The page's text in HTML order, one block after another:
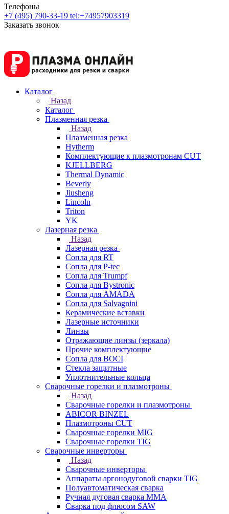
Телефоны
+7 (495) 790-33-19 tel:+74957903319
Заказать звонок
Каталог
Назад
Каталог
Плазменная резка
Назад
Плазменная резка
Hytherm
Комплектующие к плазмотронам CUT
KJELLBERG
Thermal Dynamic
Beverly
Jiusheng
Lincoln
Triton
YK
Лазерная резка
Назад
Лазерная резка
Сопла для RT
Сопла для P-tec
Сопла для Trumpf
Сопла для Bystronic
Сопла для AMADA
Сопла для Salvagnini
Керамические вставки
Лазерные источники
Линзы
Отражающие линзы (зеркала)
Прочие комплектующие
Сопла для BOCI
Стекла защитные
Уплотнительные кольца
Сварочные горелки и плазмотроны
Назад
Сварочные горелки и плазмотроны
ABICOR BINZEL
Плазмотроны CUT
Сварочные горелки MIG
Сварочные горелки TIG
Сварочные инверторы
Назад
Сварочные инверторы
Аппараты аргонодуговой сварки TIG
Полуавтоматическая сварка
Ручная дуговая сварка MMA
Сварка под флюсом SAW